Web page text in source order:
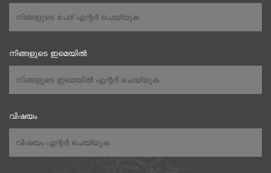
നിങ്ങളുടെ ഇമെയിൽ
വിഷയം